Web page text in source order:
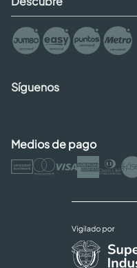
Síguenos
Medios de pago